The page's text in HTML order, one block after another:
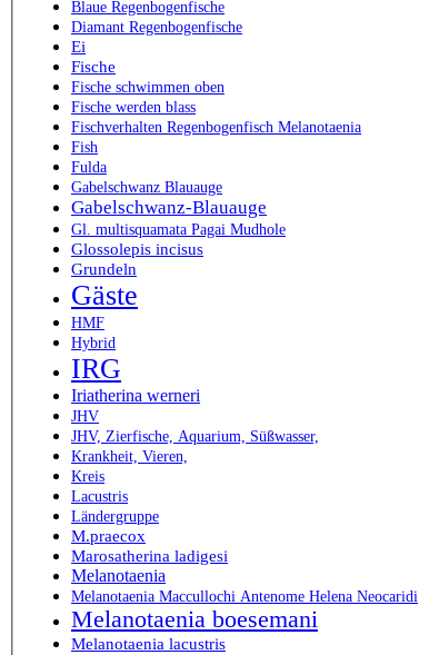
Blaue Regenbogenfische
Diamant Regenbogenfische
Ei
Fische
Fische schwimmen oben
Fische werden blass
Fischverhalten Regenbogenfisch Melanotaenia
Fish
Fulda
Gabelschwanz Blauauge
Gabelschwanz-Blauauge
Gl. multisquamata Pagai Mudhole
Glossolepis incisus
Grundeln
Gäste
HMF
Hybrid
IRG
Iriatherina werneri
JHV
JHV, Zierfische, Aquarium, Süßwasser,
Krankheit, Vieren,
Kreis
Lacustris
Ländergruppe
M.praecox
Marosatherina ladigesi
Melanotaenia
Melanotaenia Maccullochi Antenome Helena Neocaridi
Melanotaenia boesemani
Melanotaenia lacustris